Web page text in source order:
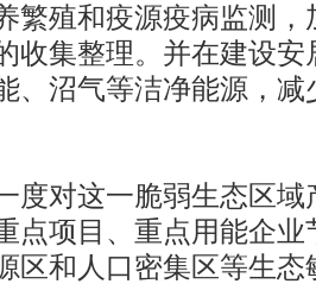
繁殖和疫源疫病监测
收集整理。并在建设安
、沼气等洁净能源，减
对这一脆弱生态区域
点项目、重点用能企
区和人口密集区等生态